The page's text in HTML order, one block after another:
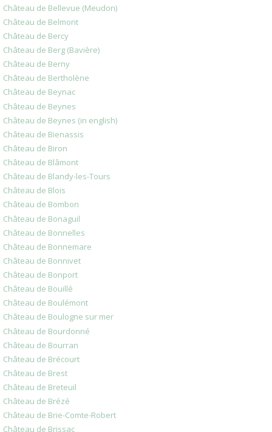
Château de Bellevue (Meudon)
Château de Belmont
Château de Bercy
Château de Berg (Bavière)
Château de Berny
Château de Bertholène
Château de Beynac
Château de Beynes
Château de Beynes (in english)
Château de Bienassis
Château de Biron
Château de Blâmont
Château de Blandy-les-Tours
Château de Blois
Château de Bombon
Château de Bonaguil
Château de Bonnelles
Château de Bonnemare
Château de Bonnivet
Château de Bonport
Château de Bouillé
Château de Boulémont
Château de Boulogne sur mer
Château de Bourdonné
Château de Bourran
Château de Brécourt
Château de Brest
Château de Breteuil
Château de Brézé
Château de Brie-Comte-Robert
Château de Brissac